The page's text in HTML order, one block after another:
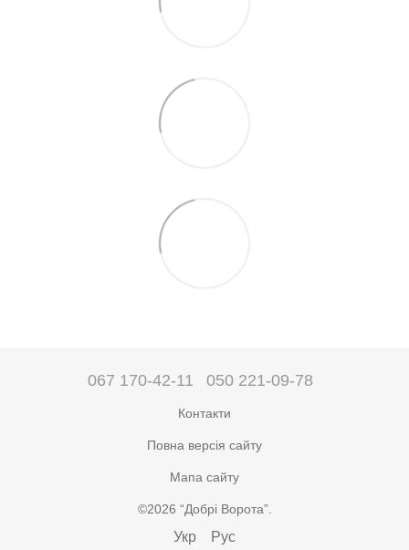
067 170-42-11 050 221-09-78
Контакти
Повна версія сайту
Мапа сайту
©2026 “Добрі Ворота”.
Укр Рус